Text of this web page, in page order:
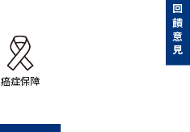
癌症保障
回饋意見